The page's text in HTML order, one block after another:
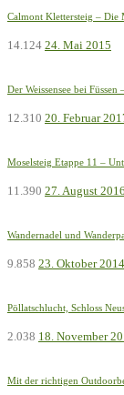
Calmont Klettersteig – Die
14.124 24. Mai 2015
Der Weissensee bei
12.310 20. Februar
Moselsteig Etappe 11 –
11.390 27. August 2016
Wandernadel und
9.858 23. Oktober 2014
Pöllatschlucht, Schloss
2.038 18. November
Mit der richtigen